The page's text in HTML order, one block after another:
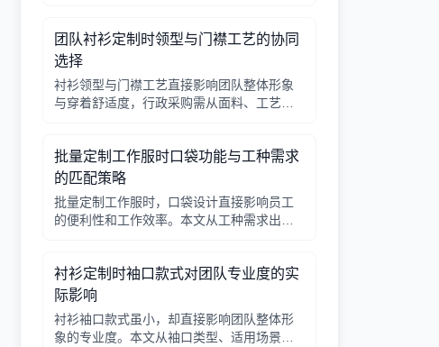
团队衬衫定制时领型与门襟工艺的协同
选择
衬衫领型与门襟工艺直接影响团队整体形象
与穿着舒适度，行政采购需从面料、工艺、
批量定制工作服时口袋功能与工种需求
的匹配策略
批量定制工作服时，口袋设计直接影响员工
的便利性和工作效率。本文从工种需求出
衬衫定制时袖口款式对团队专业度的实
际影响
衬衫袖口款式虽小，却直接影响团队整体形
象的专业度。本文从袖口类型、适用场景、